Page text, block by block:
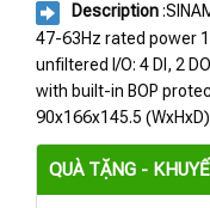
Description
47-63Hz rated power
unfiltered I/O: 4 DI, 2
with built-in BOP
90x166x145.5
QUÀ TẶNG -